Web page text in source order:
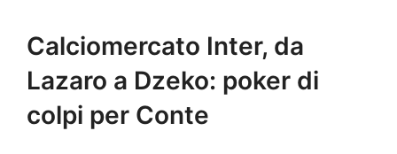
Calciomercato Inter, da
Lazaro a Dzeko: poker di
colpi per Conte